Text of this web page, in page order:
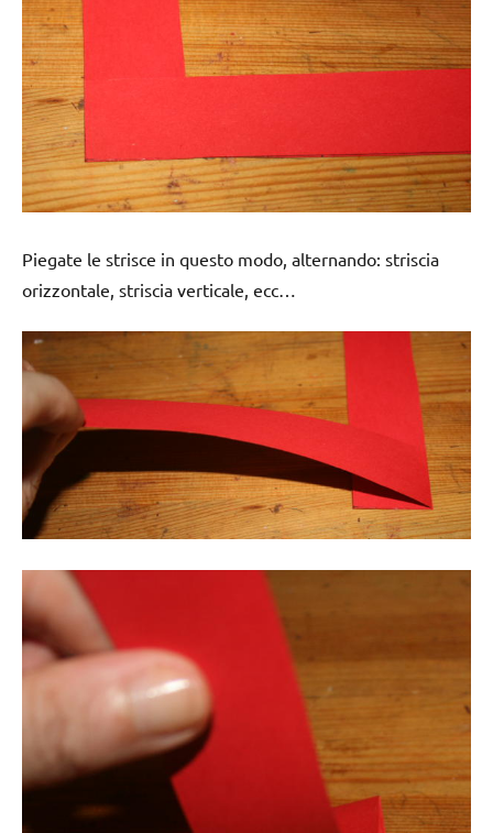
Piegate le strisce in questo modo, alternando: striscia
orizzontale, striscia verticale, ecc…